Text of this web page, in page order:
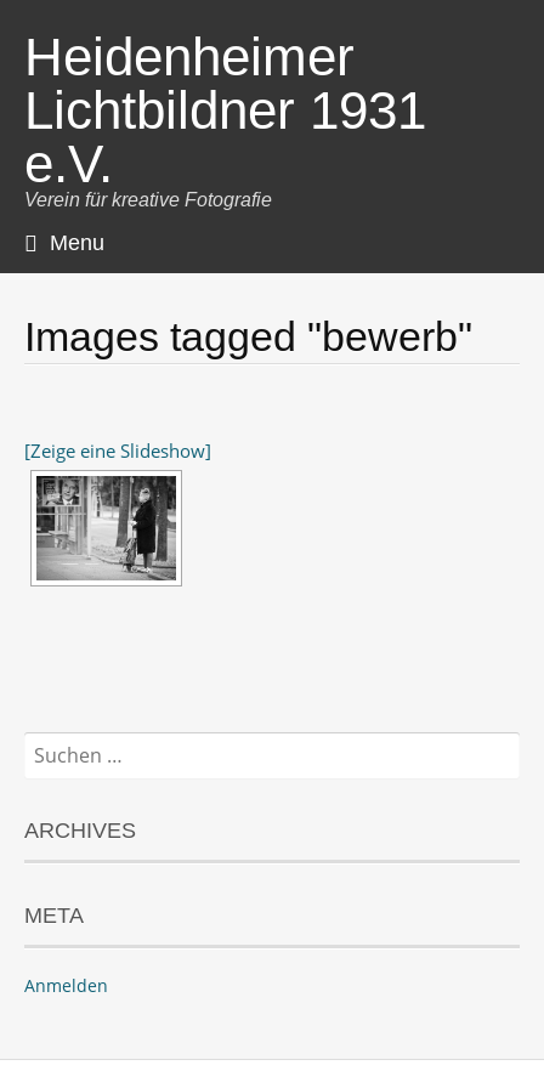
Heidenheimer
Lichtbildner 1931
e.V.
Verein für kreative Fotografie
Menu
Images tagged "bewerb"
[Zeige eine Slideshow]
Suchen
nach:
ARCHIVES
META
Anmelden